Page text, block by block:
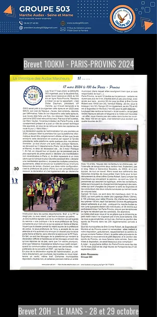
Brevet100KM - PARIS-PROVINS 2024
Brevet20H - LE MANS - 28 et 29 octobre